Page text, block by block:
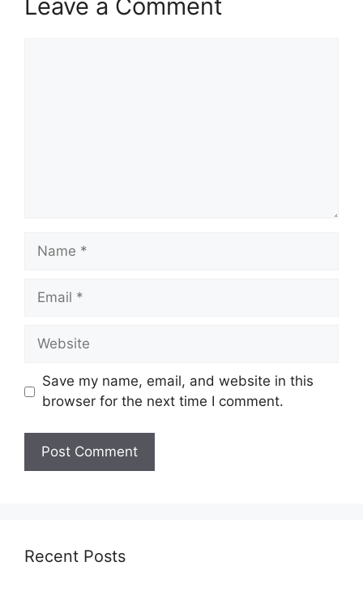
Leave a Comment
Name
Email
Website
Save my name, email, and website in this
browser for the next time I comment.
Recent Posts